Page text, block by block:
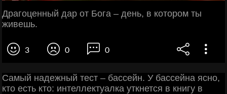
Драгоценный дар от Бога – день, в котором ты
живешь.
3 0 0
Самый надежный тест – бассейн. У бассейна ясно,
кто есть кто: интеллектуалка уткнется в книгу в